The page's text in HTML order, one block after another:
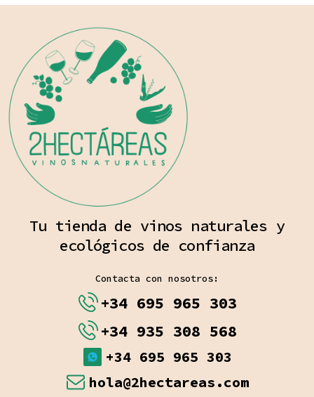
Tu tienda de vinos naturales y
ecológicos de confianza
Contacta con nosotros:
+34 695 965 303
+34 935 308 568
+34 695 965 303
hola@2hectareas.com